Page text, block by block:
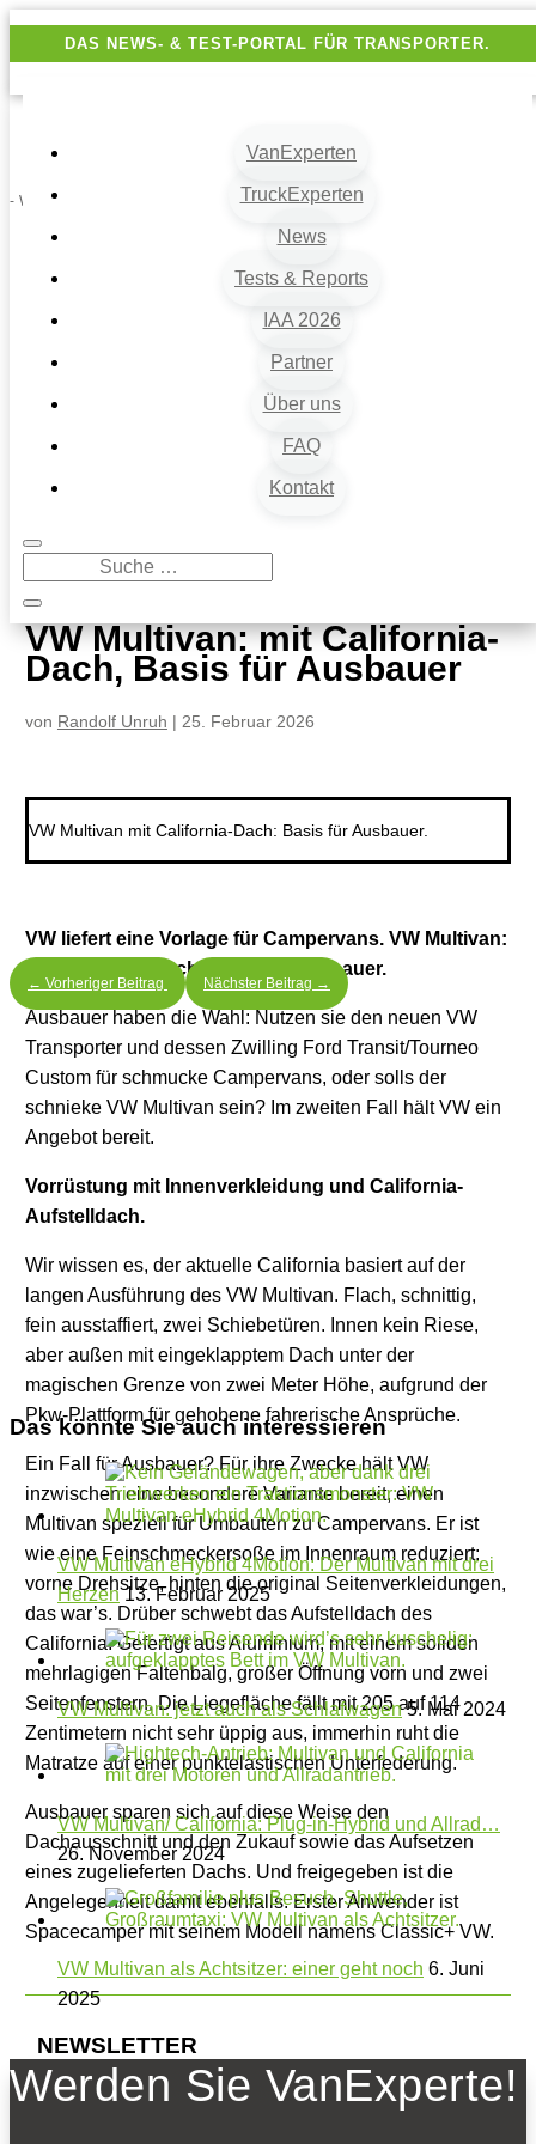
DAS NEWS- & TEST-PORTAL FÜR TRANSPORTER.
VanExperten
TruckExperten
News
Tests & Reports
IAA 2026
Partner
Über uns
FAQ
Kontakt
- Werbung -
9
VW Multivan: mit California-Dach, Basis für Ausbauer
VW Multivan: mit California-
Dach, Basis für Ausbauer
von Randolf Unruh | 25. Februar 2026
VW Multivan mit California-Dach: Basis für Ausbauer.
VW liefert eine Vorlage für Campervans. VW Multivan:
mit California-Dach, Basis für Ausbauer.
Ausbauer haben die Wahl: Nutzen sie den neuen VW
Transporter und dessen Zwilling Ford Transit/Tourneo
Custom für schmucke Campervans, oder solls der
schnieke VW Multivan sein? Im zweiten Fall hält VW ein
Angebot bereit.
Vorrüstung mit Innenverkleidung und California-
Aufstelldach.
Wir wissen es, der aktuelle California basiert auf der
langen Ausführung des VW Multivan. Flach, schnittig,
fein ausstaffiert, zwei Schiebetüren. Innen kein Riese,
aber außen mit eingeklapptem Dach unter der
magischen Grenze von zwei Meter Höhe, aufgrund der
Pkw-Plattform für gehobene fahrerische Ansprüche.
Ein Fall für Ausbauer? Für ihre Zwecke hält VW
inzwischen eine besondere Variante bereit, einen
Multivan speziell für Umbauten zu Campervans. Er ist
wie eine Feinschmeckersoße im Innenraum reduziert:
vorne Drehsitze, hinten die original Seitenverkleidungen,
das war’s. Drüber schwebt das Aufstelldach des
California. Gefertigt aus Aluminium, mit einem soliden
mehrlagigen Faltenbalg, großer Öffnung vorn und zwei
Seitenfenstern. Die Liegefläche fällt mit 205 auf 114
Zentimetern nicht sehr üppig aus, immerhin ruht die
Matratze auf einer punktelastischen Unterfederung.
Ausbauer sparen sich auf diese Weise den
Dachausschnitt und den Zukauf sowie das Aufsetzen
eines zugelieferten Dachs. Und freigegeben ist die
Angelegenheit damit ebenfalls. Erster Anwender ist
Spacecamper mit seinem Modell namens Classic+ VW.
NEWSLETTER
← Vorheriger Beitrag Nächster Beitrag →
Das könnte Sie auch interessieren
VW Multivan eHybrid 4Motion: Der Multivan mit drei
Herzen13. Februar 2025
VW Multivan: jetzt auch als Schlafwagen5. Mai 2024
VW Multivan/ California: Plug-in-Hybrid und Allrad…
26. November 2024
VW Multivan als Achtsitzer: einer geht noch 6. Juni
2025
Werden Sie VanExperte!